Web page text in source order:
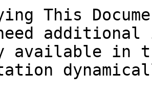
This
available in